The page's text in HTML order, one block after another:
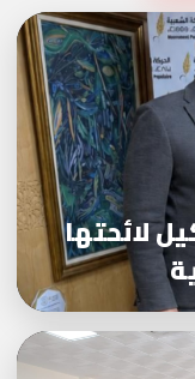
لائحتها